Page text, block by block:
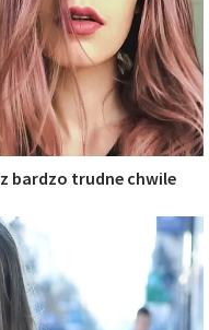
bardzo trudne chwile